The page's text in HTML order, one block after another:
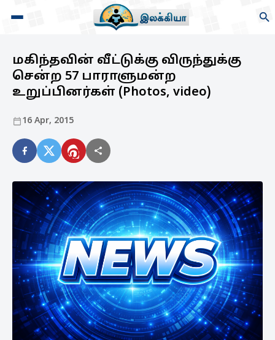
மகிந்தவின் வீட்டுக்கு விருந்துக்கு
சென்ற 57 பாராளுமன்ற
உறுப்பினர்கள் (Photos, video)
16 Apr, 2015